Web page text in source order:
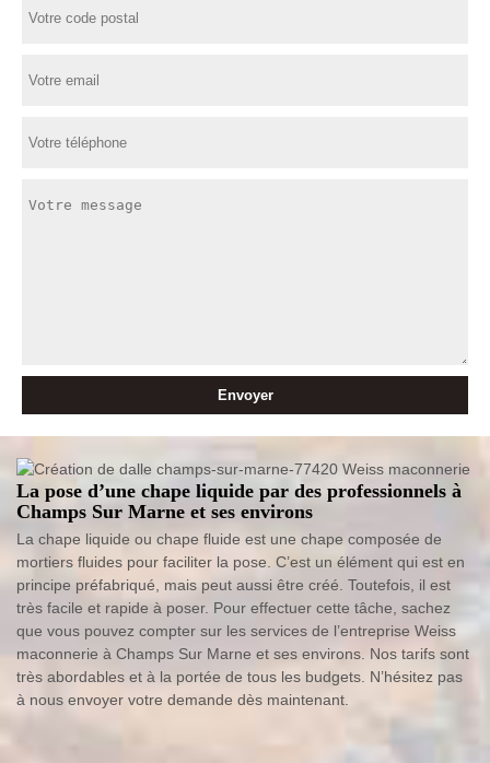
La pose d’une chape liquide par des professionnels à
Champs Sur Marne et ses environs
La chape liquide ou chape fluide est une chape composée de
mortiers fluides pour faciliter la pose. C’est un élément qui est en
principe préfabriqué, mais peut aussi être créé. Toutefois, il est
très facile et rapide à poser. Pour effectuer cette tâche, sachez
que vous pouvez compter sur les services de l’entreprise Weiss
maconnerie à Champs Sur Marne et ses environs. Nos tarifs sont
très abordables et à la portée de tous les budgets. N’hésitez pas
à nous envoyer votre demande dès maintenant.